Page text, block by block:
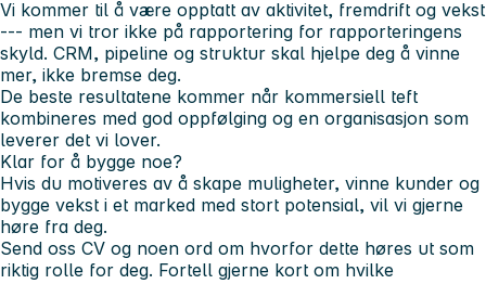
Vi kommer til å være opptatt av aktivitet, fremdrift og vekst
--- men vi tror ikke på rapportering for rapporteringens
skyld. CRM, pipeline og struktur skal hjelpe deg å vinne
mer, ikke bremse deg.
De beste resultatene kommer når kommersiell teft
kombineres med god oppfølging og en organisasjon som
leverer det vi lover.
Klar for å bygge noe?
Hvis du motiveres av å skape muligheter, vinne kunder og
bygge vekst i et marked med stort potensial, vil vi gjerne
høre fra deg.
Send oss CV og noen ord om hvorfor dette høres ut som
riktig rolle for deg. Fortell gjerne kort om hvilke